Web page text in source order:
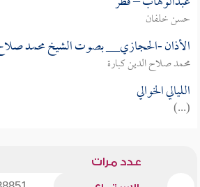
حسن خلفان
الأذان -الحجازي__ بصوت الشيخ محمد
محمد صلاح الدين كبارة
الليالي الخوالي
(...)
عدد مرات